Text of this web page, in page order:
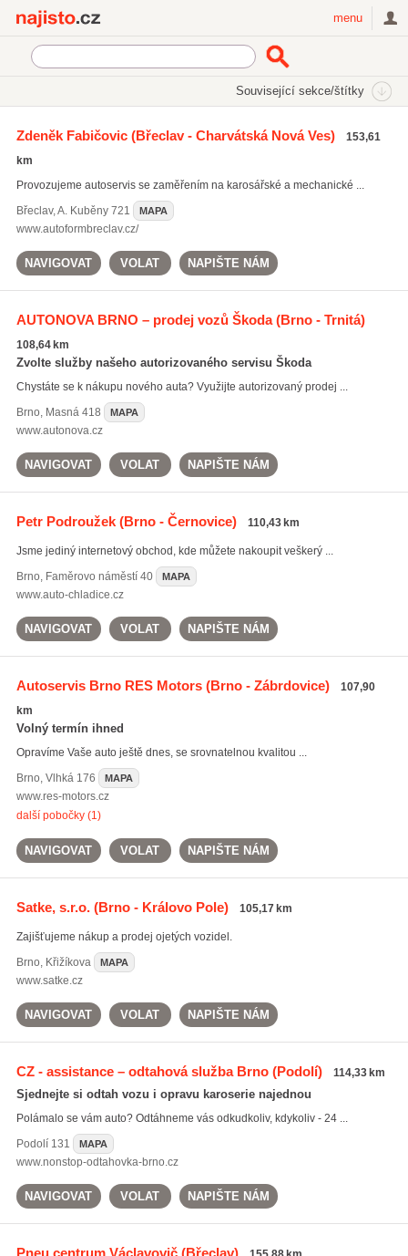
menu
Související sekce/štítky
Autoservisy
Prodej osobních automobilů (1075)
Zdeněk Fabičovic(Břeclav - Charvátská Nová Ves)
153,61
km
Provozujeme autoservis se zaměřením na karosářské a mechanické ...
Břeclav,A. Kuběny 721 MAPA
www.autoformbreclav.cz/
NAVIGOVAT VOLAT NAPIŠTE NÁM
AUTONOVA BRNO – prodej vozů Škoda(Brno - Trnitá)
108,64 km
Zvolte služby našeho autorizovaného servisu Škoda
Chystáte se k nákupu nového auta? Využijte autorizovaný prodej ...
Brno, Masná 418 MAPA
www.autonova.cz
NAVIGOVAT VOLAT NAPIŠTE NÁM
Petr Podroužek(Brno - Černovice) 110,43 km
Jsme jediný internetový obchod, kde můžete nakoupit veškerý ...
Brno, Faměrovo náměstí 40 MAPA
www.auto-chladice.cz
NAVIGOVAT VOLAT NAPIŠTE NÁM
Autoservis Brno RES Motors(Brno - Zábrdovice)
107,90
km
Volný termín ihned
Opravíme Vaše auto ještě dnes, se srovnatelnou kvalitou ...
Brno, Vlhká 176 MAPA
www.res-motors.cz
další pobočky (1)
NAVIGOVAT VOLAT NAPIŠTE NÁM
Satke, s.r.o.(Brno - Královo Pole) 105,17 km
Zajišťujeme nákup a prodej ojetých vozidel.
Brno, Křižíkova MAPA
www.satke.cz
NAVIGOVAT VOLAT NAPIŠTE NÁM
CZ - assistance – odtahová služba Brno(Podolí) 114,33 km
Sjednejte si odtah vozu i opravu karoserie najednou
Polámalo se vám auto? Odtáhneme vás odkudkoliv, kdykoliv - 24 ...
Podolí131 MAPA
www.nonstop-odtahovka-brno.cz
NAVIGOVAT VOLAT NAPIŠTE NÁM
Pneu centrum Václavovič(Břeclav)